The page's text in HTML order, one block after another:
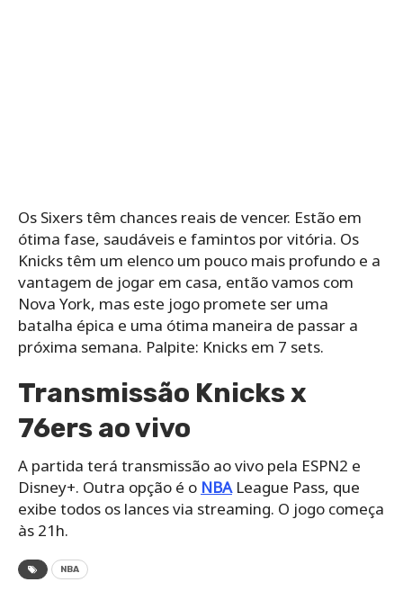
Os Sixers têm chances reais de vencer. Estão em
ótima fase, saudáveis ​​e famintos por vitória. Os
Knicks têm um elenco um pouco mais profundo e a
vantagem de jogar em casa, então vamos com
Nova York, mas este jogo promete ser uma
batalha épica e uma ótima maneira de passar a
próxima semana. Palpite: Knicks em 7 sets.
Transmissão Knicks x
76ers ao vivo
A partida terá transmissão ao vivo pela ESPN2 e
Disney+. Outra opção é o NBALeague Pass, que
exibe todos os lances via streaming. O jogo começa
às 21h.
NBA